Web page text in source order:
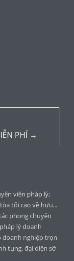
PHÍ →
viên pháp lý;
tối cao về hưu...
phong chuyên
lý doanh
doanh nghiệp trọn
tụng, đại diện sỡ